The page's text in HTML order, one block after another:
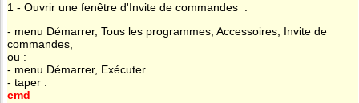
1 - Ouvrir une fenêtre d'Invite de commandes :
- menu Démarrer, Tous les programmes, Accessoires, Invite de
commandes,
ou :
- menu Démarrer, Exécuter...
- taper :
cmd